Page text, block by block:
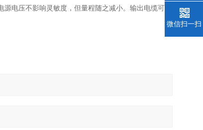
电压不影响灵敏度，但量程随之减小。输出电缆可长
微信扫一扫